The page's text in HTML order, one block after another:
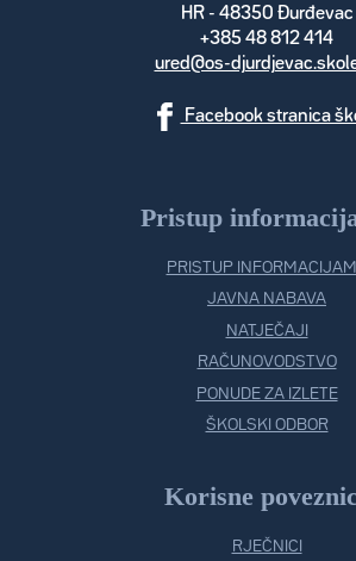
HR - 48350 Đurđevac
+385 48 812 414
ured@os-
Facebook stranica
Pristup
PRISTUP
JAVNA NABAVA
NATJEČAJI
RAČUNOVODSTVO
PONUDE ZA IZLETE
ŠKOLSKI ODBOR
Korisne
RJEČNICI